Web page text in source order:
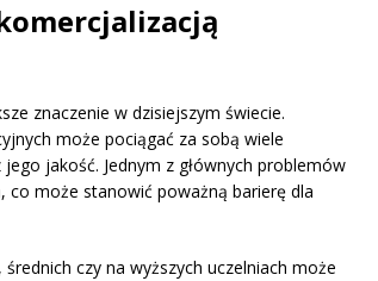
znaczenie w dzisiejszym świecie.
może pociągać za sobą wiele
jakość. Jednym z głównych problemów
, co może stanowić poważną barierę dla
czy na wyższych uczelniach może